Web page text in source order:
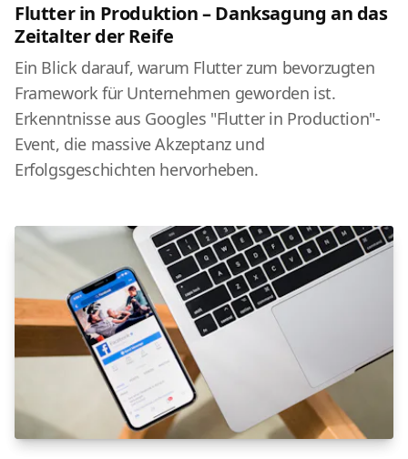
Flutter in Produktion – Danksagung an das
Zeitalter der Reife
Ein Blick darauf, warum Flutter zum bevorzugten
Framework für Unternehmen geworden ist.
Erkenntnisse aus Googles "Flutter in Production"-
Event, die massive Akzeptanz und
Erfolgsgeschichten hervorheben.